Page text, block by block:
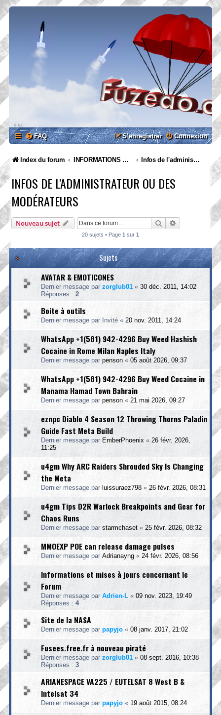
FAQ Connexion
S’enregistrer
Index du forum INFORMATIONS GENERALES Infos de l'administrateur ou des modérateurs
INFOS DE L'ADMINISTRATEUR OU DES
MODÉRATEURS
Nouveau sujet RechercherRecherche
20 sujets • Page 1 sur 1
Sujets
AVATAR & EMOTICONES
Dernier message par zorglub01 « 30 déc. 2011, 14:02
Réponses : 2
Boite à outils
Dernier message par Invité « 20 nov. 2011, 14:24
WhatsApp +1(581) 942-4296 Buy Weed Hashish
Cocaine in Rome Milan Naples Italy
Dernier message par penson « 05 août 2026, 09:37
WhatsApp +1(581) 942-4296 Buy Weed Cocaine in
Manama Hamad Town Bahrain
Dernier message par penson « 21 mai 2026, 09:27
eznpc Diablo 4 Season 12 Throwing Thorns Paladin
Guide Fast Meta Build
Dernier message par EmberPhoenix « 26 févr. 2026,
11:25
u4gm Why ARC Raiders Shrouded Sky Is Changing
the Meta
Dernier message par luissuraez798 « 26 févr. 2026, 08:31
u4gm Tips D2R Warlock Breakpoints and Gear for
Chaos Runs
Dernier message par starmchaset « 25 févr. 2026, 08:32
MMOEXP POE can release damage pulses
Dernier message par Adrianayng « 24 févr. 2026, 08:56
Informations et mises à jours concernant le
Forum
Dernier message par Adrien-L « 09 nov. 2023, 19:49
Réponses : 4
Site de la NASA
Dernier message par papyjo « 08 janv. 2017, 21:02
Fusees.free.fr à nouveau piraté
Dernier message par zorglub01 « 08 sept. 2016, 10:38
Réponses : 3
ARIANESPACE VA225 / EUTELSAT 8 West B &
Intelsat 34
Dernier message par papyjo « 19 août 2015, 08:24